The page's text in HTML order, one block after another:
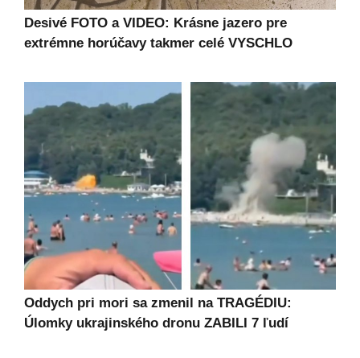
Desivé FOTO a VIDEO: Krásne jazero pre
extrémne horúčavy takmer celé VYSCHLO
Oddych pri mori sa zmenil na TRAGÉDIU:
Úlomky ukrajinského dronu ZABILI 7 ľudí